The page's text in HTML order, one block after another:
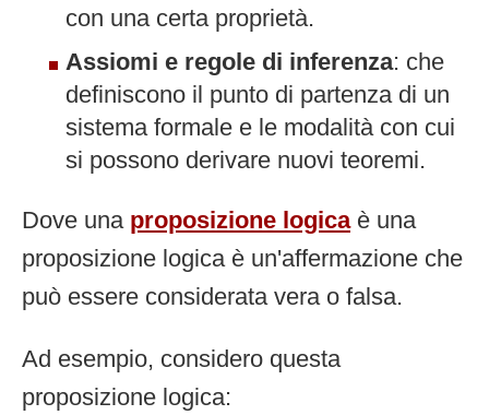
con una certa proprietà.
Assiomi e regole di inferenza: che
definiscono il punto di partenza di un
sistema formale e le modalità con cui
si possono derivare nuovi teoremi.
Dove una proposizione logicaè una
proposizione logica è un'affermazione che
può essere considerata vera o falsa.
Ad esempio, considero questa
proposizione logica: